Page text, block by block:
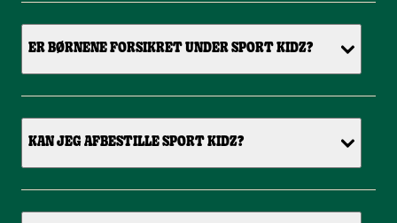
ER BØRNENE FORSIKRET UNDER SPORT KIDZ?
KAN JEG AFBESTILLE SPORT KIDZ?